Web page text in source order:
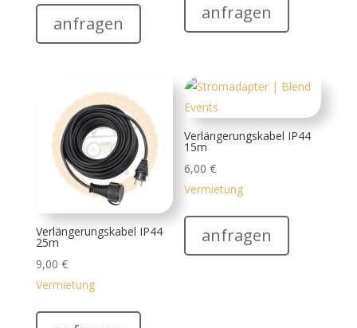
anfragen
anfragen
Verlängerungskabel IP44
25m
9,00 €
Vermietung
Verlängerungskabel IP44
15m
6,00€
Vermietung
anfragen